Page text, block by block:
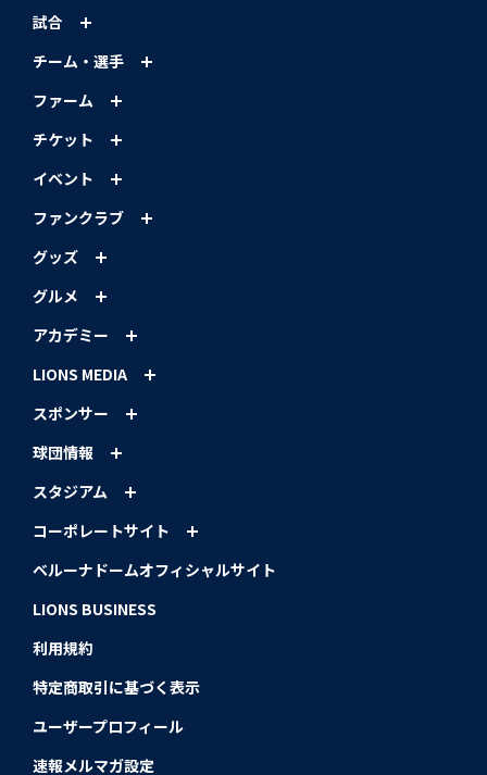
試合
チーム・選手
ファーム
チケット
イベント
ファンクラブ
グッズ
グルメ
アカデミー
LIONS MEDIA
スポンサー
球団情報
スタジアム
コーポレートサイト
ベルーナドームオフィシャルサイト
LIONS BUSINESS
利用規約
特定商取引に基づく表示
ユーザープロフィール
速報メルマガ設定